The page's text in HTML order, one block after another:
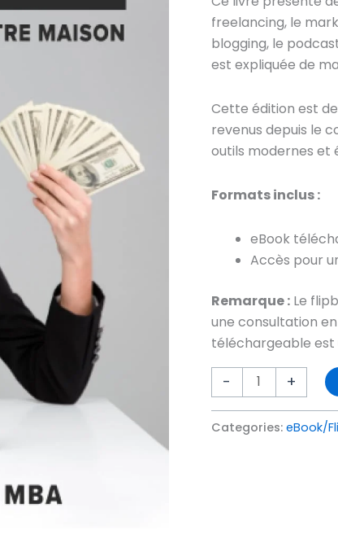
freelancing, le
blogging, le
est expliquée de
Cette édition est
revenus depuis le
outils modernes et
Formats inclus :
eBook
Accès pour
Remarque :Le
une consultation
téléchargeable est
- +
Categories: eBook/